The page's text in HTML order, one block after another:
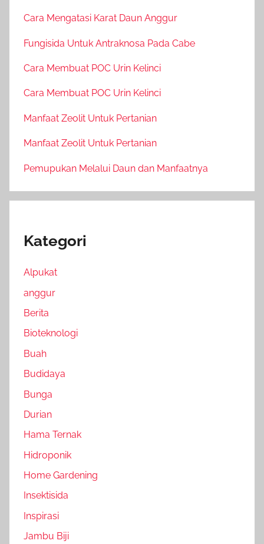
Cara Mengatasi Karat Daun Anggur
Fungisida Untuk Antraknosa Pada Cabe
Cara Membuat POC Urin Kelinci
Cara Membuat POC Urin Kelinci
Manfaat Zeolit Untuk Pertanian
Manfaat Zeolit Untuk Pertanian
Pemupukan Melalui Daun dan Manfaatnya
Kategori
Alpukat
anggur
Berita
Bioteknologi
Buah
Budidaya
Bunga
Durian
Hama Ternak
Hidroponik
Home Gardening
Insektisida
Inspirasi
Jambu Biji